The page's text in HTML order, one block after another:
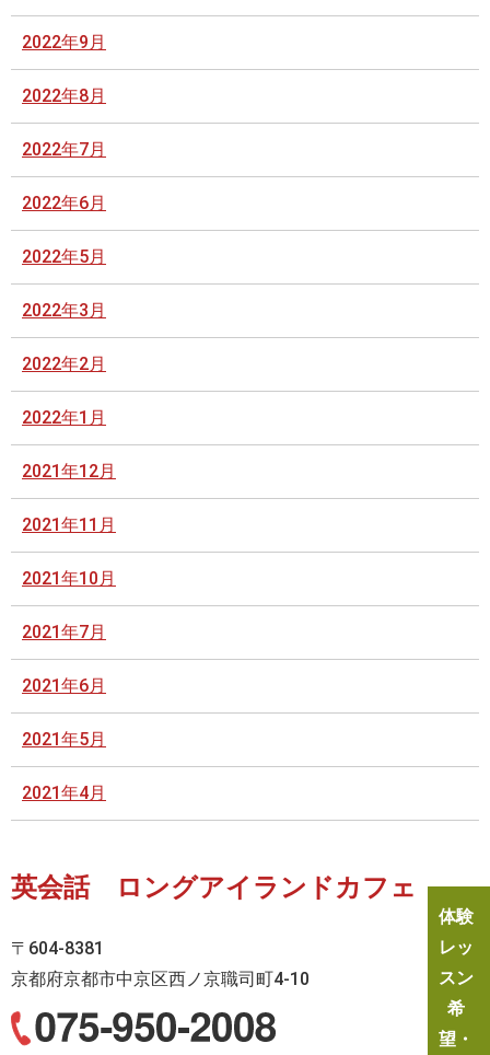
2022年9月
2022年8月
2022年7月
2022年6月
2022年5月
2022年3月
2022年2月
2022年1月
2021年12月
2021年11月
2021年10月
2021年7月
2021年6月
2021年5月
2021年4月
英会話 ロングアイランドカフェ
〒604-8381
京都府京都市中京区西ノ京職司町4-10
体験
レッ
スン
希
望・